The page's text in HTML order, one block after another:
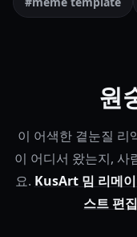
원
이 어색한 곁눈질 리
이 어디서 왔는지, 사
요. KusArt 밈 리메
스트 편집